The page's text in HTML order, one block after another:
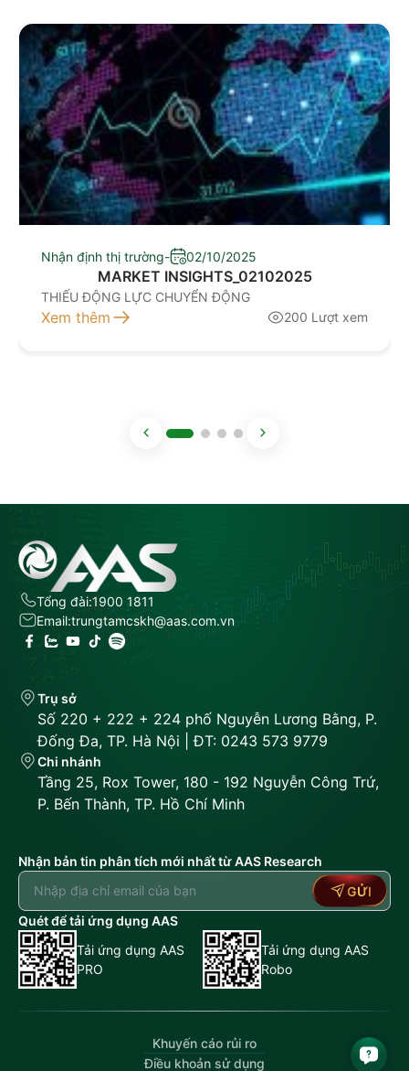
Nhận định thị trường- 02/10/2025
MARKET INSIGHTS_02102025
THIẾU ĐỘNG LỰC CHUYỂN ĐỘNG
Xem thêm 200 Lượt xem
Tổng đài:1900 1811
Email:trungtamcskh@aas.com.vn
Trụ sở
Số 220 + 222 + 224 phố Nguyễn Lương Bằng, P.
Đống Đa, TP. Hà Nội | ĐT: 0243 573 9779
Chi nhánh
Tầng 25, Rox Tower, 180 - 192 Nguyễn Công Trứ,
P. Bến Thành, TP. Hồ Chí Minh
Nhận bản tin phân tích mới nhất từ AAS Research
GỬI
Quét để tải ứng dụng AAS
Tải ứng dụng AAS
PRO
Tải ứng dụng AAS
Robo
Khuyến cáo rủi ro
Điều khoản sử dụng